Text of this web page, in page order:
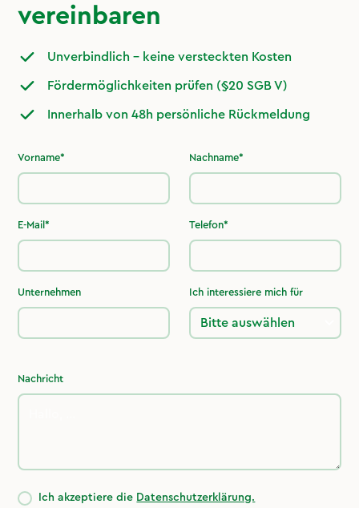
vereinbaren
Unverbindlich – keine versteckten Kosten
Fördermöglichkeiten prüfen (§20 SGB V)
Innerhalb von 48h persönliche Rückmeldung
Vorname* Nachname*
E-Mail* Telefon*
Unternehmen Ich interessiere mich für
Nachricht
Ich akzeptiere die Datenschutzerklärung.